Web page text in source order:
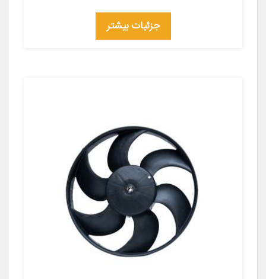
جزئیات بیشتر